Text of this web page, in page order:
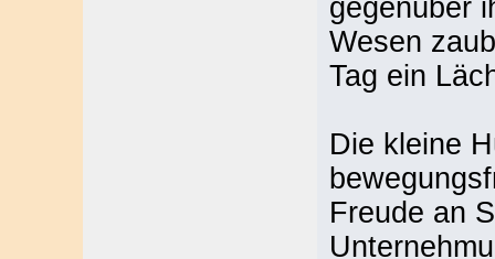
gegenüber
Wesen
Tag ein
Die kleine
Freude an